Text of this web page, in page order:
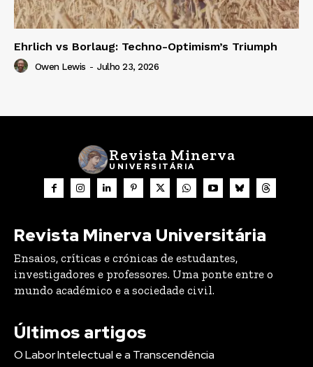
Ehrlich vs Borlaug: Techno-Optimism’s Triumph
Owen Lewis - Julho 23, 2026
Revista Minerva
UNIVERSITÁRIA
Revista Minerva Universitária
Ensaios, críticas e crónicas de estudantes,
investigadores e professores. Uma ponte entre o
mundo académico e a sociedade civil.
Últimos artigos
O Labor Intelectual e a Transcendência